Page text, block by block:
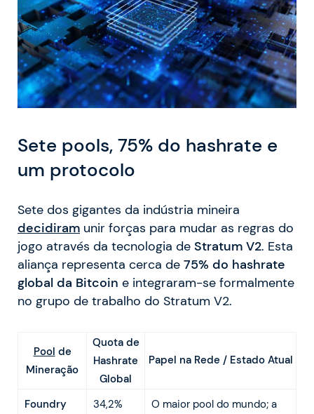
Sete pools, 75% do hashrate e
um protocolo
Sete dos gigantes da indústria mineira
decidiram unir forças para mudar as regras do
jogo através da tecnologia de Stratum V2. Esta
aliança representa cerca de 75% do hashrate
global da Bitcoin e integraram-se formalmente
no grupo de trabalho do Stratum V2.
Pool de
Mineração
Quota de
Hashrate
Global
Papel na Rede / Estado Atual
Foundry
34,2%
O maior pool do mundo; a